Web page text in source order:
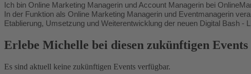
Ich bin Online Marketing Managerin und Account Managerin bei
In der Funktion als Online Marketing Managerin und Eventmanagerin
Etablierung, Umsetzung und Weiterentwicklung der neuen Digital Bash -
Erlebe Michelle bei diesen zukünftigen Events
Es sind aktuell keine zukünftigen Events verfügbar.